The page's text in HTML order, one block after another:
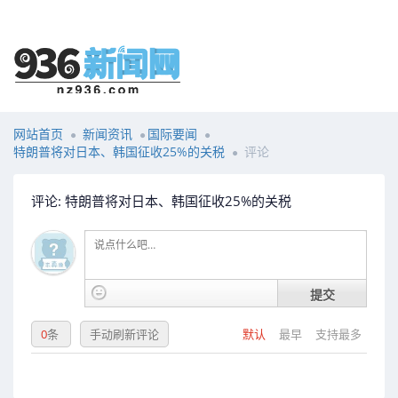
网站首页 新闻资讯
国际要闻
特朗普将对日本、韩国征收25%的关税
评论
评论: 特朗普将对日本、韩国征收25%的关税
提交
默认 最早 支持最多
0条 手动刷新评论